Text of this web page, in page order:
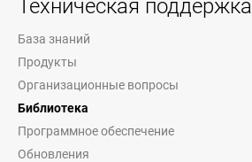
Техническая поддержка
База знаний
Продукты
Организационные вопросы
Библиотека
Программное обеспечение
Обновления